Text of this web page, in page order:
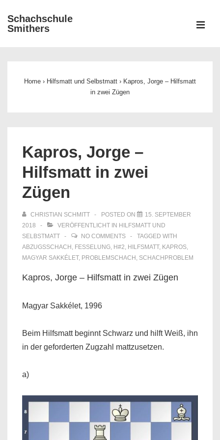
Zum
Inhalt
Schachschule
Smithers
Home › Hilfsmatt und Selbstmatt › Kapros, Jorge – Hilfsmatt
in zwei Zügen
Kapros, Jorge –
Hilfsmatt in zwei
Zügen
CHRISTIAN SCHMITT POSTED ON
15. SEPTEMBER
2018
VERÖFFENTLICHT IN HILFSMATT UND
SELBSTMATT
NO COMMENTS
TAGGED WITH
ABZUGSSCHACH , FESSELUNG, H#2, HILFSMATT, KAPROS,
MAGYAR SAKKÉLET, PROBLEMSCHACH , SCHACHPROBLEM
Kapros, Jorge – Hilfsmatt in zwei Zügen
Magyar Sakkélet, 1996
Beim Hilfsmatt beginnt Schwarz und hilft Weiß, ihn
in der geforderten Zugzahl mattzusetzen.
a)